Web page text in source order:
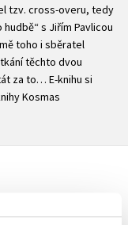
tzv. cross-overu, tedy
s Jiřím Pavlicou
toho i sběratel
těchto dvou
za to… E-knihu si
Kosmas
hodnocení.